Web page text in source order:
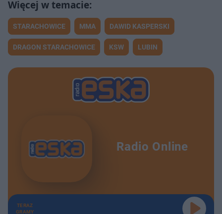
STARACHOWICE MMA DAWID KASPERSKI
DRAGON STARACHOWICE KSW LUBIN
Radio Online
TERAZ
GRAMY